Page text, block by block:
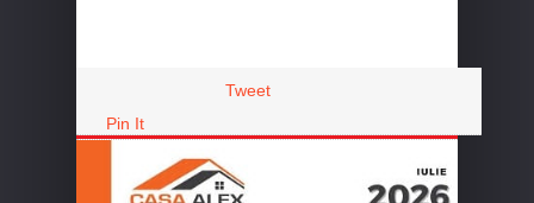
Tweet
Pin It